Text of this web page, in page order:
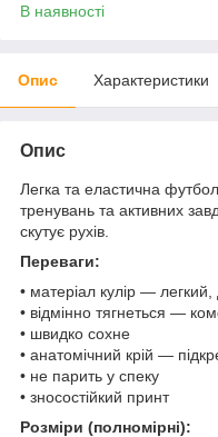
В наявності
Опис Характеристики
Опис
Легка та еластична
тренувань та активних
скутує рухів.
Переваги:
• матеріал кулір —
• відмінно тягнеться —
• швидко сохне
• анатомічний крій —
• не парить у спеку
• зносостійкий принт
Розміри (полномірні):